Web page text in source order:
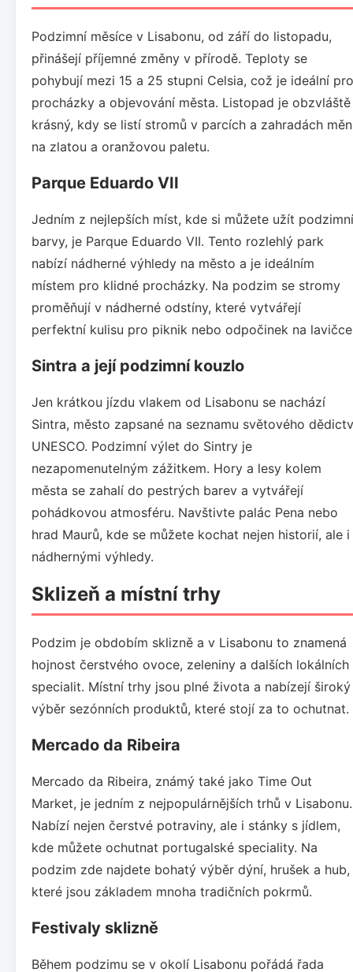
Podzimní měsíce v Lisabonu, od září do listopadu,
přinášejí příjemné změny v přírodě. Teploty se
pohybují mezi 15 a 25 stupni Celsia, což je ideální pro
procházky a objevování města. Listopad je obzvláště
krásný, kdy se listí stromů v parcích a zahradách
na zlatou a oranžovou paletu.
Parque Eduardo VII
Jedním z nejlepších míst, kde si můžete užít podzimní
barvy, je Parque Eduardo VII. Tento rozlehlý park
nabízí nádherné výhledy na město a je ideálním
místem pro klidné procházky. Na podzim se stromy
proměňují v nádherné odstíny, které vytvářejí
perfektní kulisu pro piknik nebo odpočinek na
Sintra a její podzimní kouzlo
Jen krátkou jízdu vlakem od Lisabonu se nachází
Sintra, město zapsané na seznamu světového
UNESCO. Podzimní výlet do Sintry je
nezapomenutelným zážitkem. Hory a lesy kolem
města se zahalí do pestrých barev a vytvářejí
pohádkovou atmosféru. Navštivte palác Pena nebo
hrad Maurů, kde se můžete kochat nejen historií, ale i
nádhernými výhledy.
Sklizeň a místní trhy
Podzim je obdobím sklizně a v Lisabonu to znamená
hojnost čerstvého ovoce, zeleniny a dalších lokálních
specialit. Místní trhy jsou plné života a nabízejí široký
výběr sezónních produktů, které stojí za to ochutnat.
Mercado da Ribeira
Mercado da Ribeira, známý také jako Time Out
Market, je jedním z nejpopulárnějších trhů v Lisabonu.
Nabízí nejen čerstvé potraviny, ale i stánky s jídlem,
kde můžete ochutnat portugalské speciality. Na
podzim zde najdete bohatý výběr dýní, hrušek a hub,
které jsou základem mnoha tradičních pokrmů.
Festivaly sklizně
Během podzimu se v okolí Lisabonu pořádá řada